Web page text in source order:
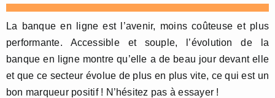
La banque en ligne est l’avenir, moins coûteuse et plus
performante. Accessible et souple, l’évolution de la
banque en ligne montre qu’elle a de beau jour devant elle
et que ce secteur évolue de plus en plus vite, ce qui est un
bon marqueur positif ! N’hésitez pas à essayer !